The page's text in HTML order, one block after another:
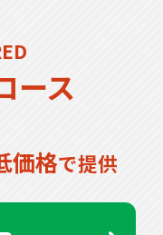
ース
価格で提供